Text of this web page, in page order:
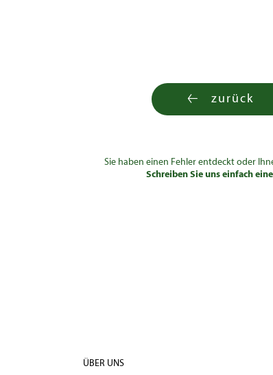
zurück
Sie haben einen Fehler entdeckt oder
Schreiben Sie uns einfach
ÜBER UNS